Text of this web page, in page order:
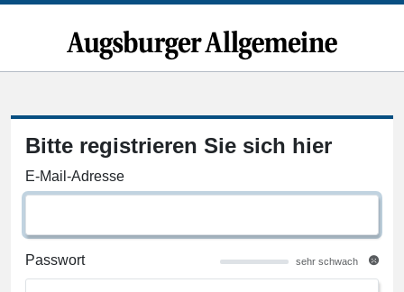
Bitte registrieren Sie sich hier
E-Mail-Adresse
Passwort sehr schwach